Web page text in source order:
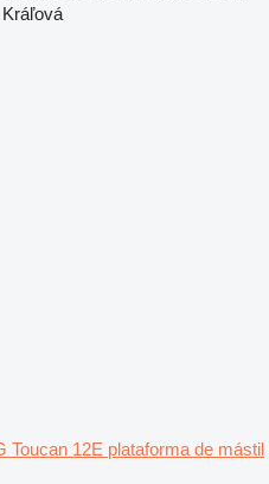
Toucan 12E plataforma de mástil